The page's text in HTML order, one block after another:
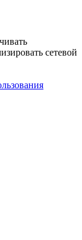
сетевой